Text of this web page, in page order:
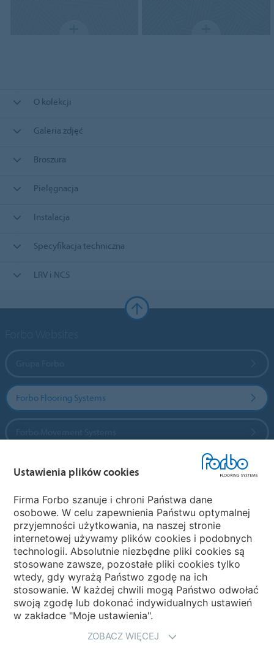
O kolekcji
Galeria zdjęć
Broszura
Pielęgnacja
Instalacja
Specyfikacja techniczna
LRV i NCS
Forbo Flooring Systems
Wybierz kraj
My Forbo
NEWSLETTER
Ustawienia plików cookies
Firma Forbo szanuje i chroni Państwa dane
osobowe. W celu zapewnienia Państwu optymalnej
przyjemności użytkowania, na naszej stronie
internetowej używamy plików cookies i podobnych
technologii. Absolutnie niezbędne pliki cookies są
stosowane zawsze, pozostałe pliki cookies tylko
wtedy, gdy wyrażą Państwo zgodę na ich
stosowanie. W każdej chwili mogą Państwo odwołać
swoją zgodę lub dokonać indywidualnych ustawień
w zakładce "Moje ustawienia".
ZOBACZ WIĘCEJ